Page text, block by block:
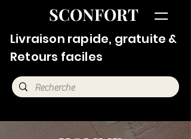
SCONFORT
Livraison rapide, gratuite &
Retours faciles